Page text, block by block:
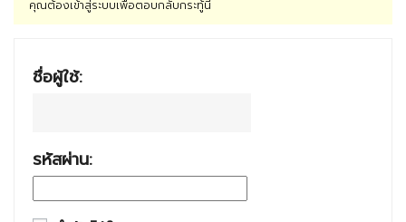
คุณต้องเข้าสู่ระบบเพื่อตอบกลับกระทู้นี้
ชื่อผู้ใช้:
รหัสผ่าน: